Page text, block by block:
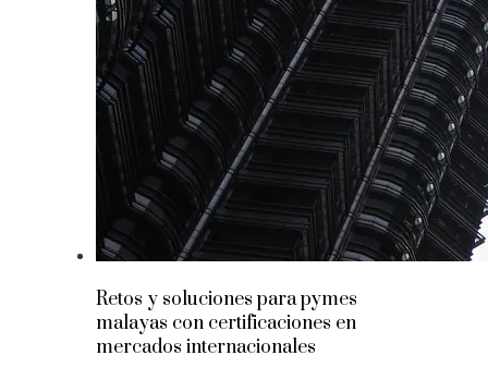
Retos y soluciones para pymes
malayas con certificaciones en
mercados internacionales